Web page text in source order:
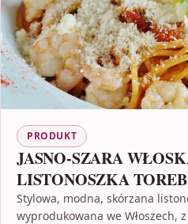
PRODUKT
JASNO-SZARA
LISTONOSZKA
SKÓRA KROKODYLA
Stylowa, modna, skórzana
wyprodukowana we Włoszech,